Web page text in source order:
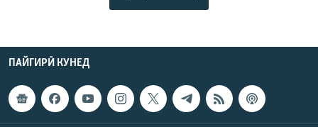
ПАЙГИРӢ КУНЕД